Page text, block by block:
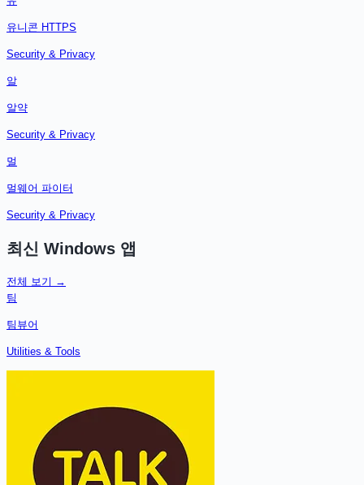
유니콘 HTTPS
Security & Privacy
알
알약
Security & Privacy
멀
멀웨어 파이터
Security & Privacy
최신 Windows 앱
전체 보기 →
팀
팀뷰어
Utilities & Tools